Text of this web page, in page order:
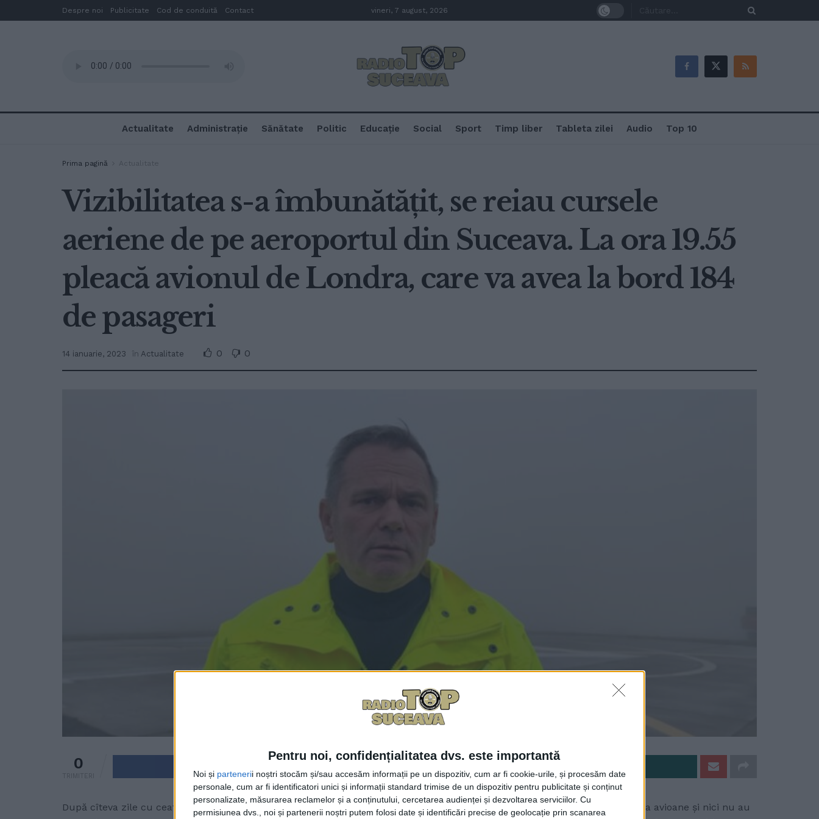
Pentru noi, confidențialitatea dvs. este importantă
Noi și partenerii noștri stocăm și/sau accesăm informații pe un dispozitiv, cum ar fi cookie-urile, și procesăm date
personale, cum ar fi identificatori unici și informații standard trimise de un dispozitiv pentru publicitate și conținut
personalizate, măsurarea reclamelor și a conținutului, cercetarea audienței și dezvoltarea serviciilor. Cu
permisiunea dvs., noi și partenerii noștri putem folosi date și identificări precise de geolocație prin scanarea
Despre noi Publicitate Cod de conduită Contact vineri, 7 august, 2026
Actualitate Administrație Sănătate Politic Educație Social Sport Timp liber Tableta zilei Audio Top 10
Prima pagină Actualitate
Vizibilitatea s-a îmbunătățit, se reiau cursele
aeriene de pe aeroportul din Suceava. La ora 19.55
pleacă avionul de Londra, care va avea la bord 184
de pasageri
14 ianuarie, 2023 în Actualitate 0 0
0
TRIMITERI
După cîteva zile cu ceață deasă, din cauza căreia pe Aeroportul Internațional ”Ștefan cel Mare” Suceava nu au putut ateriza avioane și nici nu au